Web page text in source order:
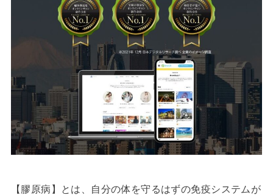
【膠原病】とは、自分の体を守るはずの免疫システムが